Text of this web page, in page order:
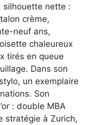
silhouette nette :
crème,
neuf ans,
chaleureux
tirés en queue
Dans son
un exemplaire
Son
: double MBA
stratégie à Zurich,